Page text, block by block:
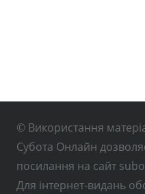
© Використання
Субота Онлайн
посилання на сайт
Для інтернет-видань